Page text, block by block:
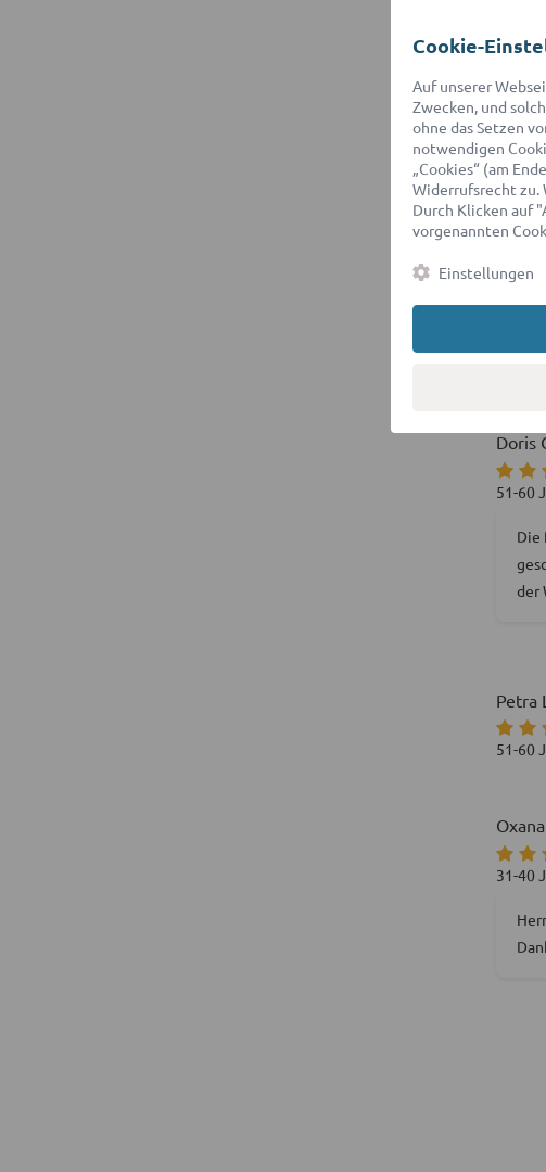
31-40
Doris
Doris
51-60
Die
der
Petra L.
51-60
31-40
Cookie-
Auf unserer
Zwecken, und
ohne das Setzen
notwendigen
„Cookies“ (am
Widerrufsrecht zu.
Durch Klicken auf
vorgenannten
Einstellungen